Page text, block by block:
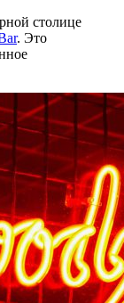
столице
. Это